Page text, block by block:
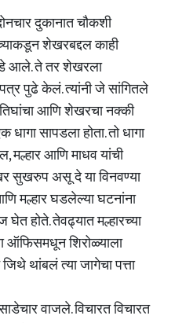
दुकानात चौकशी
शेखरबद्दल काही
आले. ते तर शेखरला
पुढे केलं. त्यांनी जे सांगितले
आणि शेखरचा नक्की
सापडला होता. तो धागा
मल्हार आणि माधव यांची
सुखरुप असू दे या विनवण्या
मल्हार घडलेल्या घटनांना
होते. तेवढ्यात मल्हारच्या
ऑफिसमधून शिरोळ्याला
थांबलं त्या जागेचा पत्ता
वाजले. विचारत विचारत